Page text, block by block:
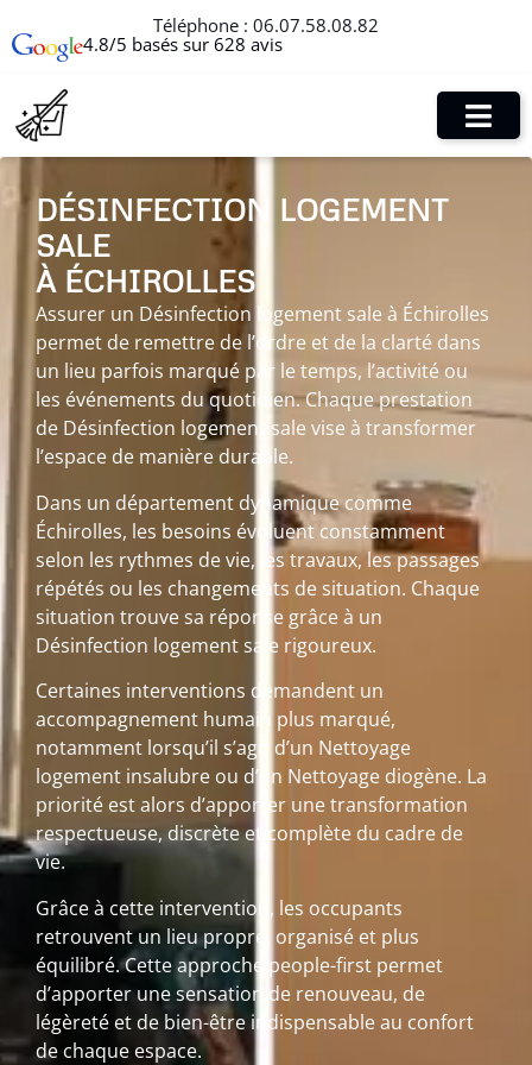
Téléphone : 06.07.58.08.82
4.8/5 basés sur 628 avis
DÉSINFECTION LOGEMENT
SALE
À ÉCHIROLLES
Assurer un Désinfection logement sale à Échirolles
permet de remettre de l’ordre et de la clarté dans
un lieu parfois marqué par le temps, l’activité ou
les événements du quotidien. Chaque prestation
de Désinfection logement sale vise à transformer
l’espace de manière durable.
Dans un département dynamique comme
Échirolles, les besoins évoluent constamment
selon les rythmes de vie, les travaux, les passages
répétés ou les changements de situation. Chaque
situation trouve sa réponse grâce à un
Désinfection logement sale rigoureux.
Certaines interventions demandent un
accompagnement humain plus marqué,
notamment lorsqu’il s’agit d’un Nettoyage
logement insalubre ou d’un Nettoyage diogène. La
priorité est alors d’apporter une transformation
respectueuse, discrète et complète du cadre de
vie.
Grâce à cette intervention, les occupants
retrouvent un lieu propre, organisé et plus
équilibré. Cette approche people-first permet
d’apporter une sensation de renouveau, de
légèreté et de bien-être indispensable au confort
de chaque espace.